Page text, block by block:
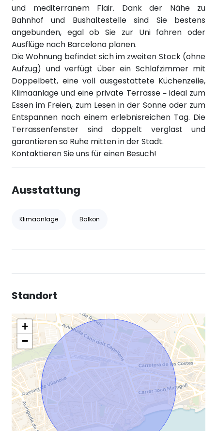
und mediterranem Flair. Dank der Nähe zu
Bahnhof und Bushaltestelle sind Sie bestens
angebunden, egal ob Sie zur Uni fahren oder
Ausflüge nach Barcelona planen.
Die Wohnung befindet sich im zweiten Stock (ohne
Aufzug) und verfügt über ein Schlafzimmer mit
Doppelbett, eine voll ausgestattete Küchenzeile,
Klimaanlage und eine private Terrasse – ideal zum
Essen im Freien, zum Lesen in der Sonne oder zum
Entspannen nach einem erlebnisreichen Tag. Die
Terrassenfenster sind doppelt verglast und
garantieren so Ruhe mitten in der Stadt.
Kontaktieren Sie uns für einen Besuch!
Ausstattung
Klimaanlage Balkon
Standort
+
−